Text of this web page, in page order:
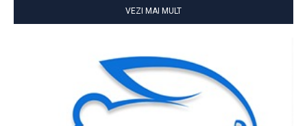
VEZI MAI MULT